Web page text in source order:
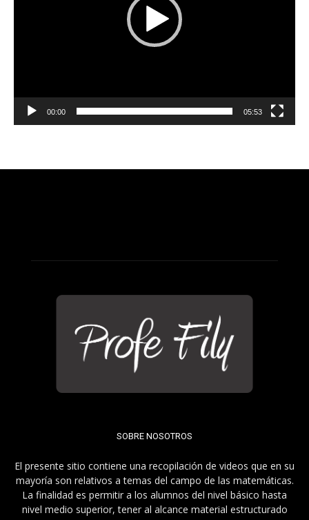
00:00 05:53
SOBRE NOSOTROS
El presente sitio contiene una recopilación de videos que en su
mayoría son relativos a temas del campo de las matemáticas.
La finalidad es permitir a los alumnos del nivel básico hasta
nivel medio superior, tener al alcance material estructurado